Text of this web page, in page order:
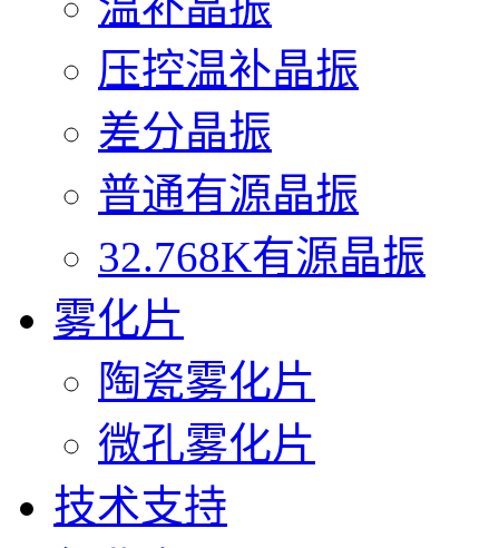
压控温补晶振
差分晶振
普通有源晶振
32.768K有源晶振
雾化片
陶瓷雾化片
微孔雾化片
技术支持